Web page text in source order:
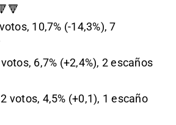
🔻
10,7% (-14,3%), 7
6,7% (+2,4%), 2 escaños
votos, 4,5% (+0,1), 1 escaño